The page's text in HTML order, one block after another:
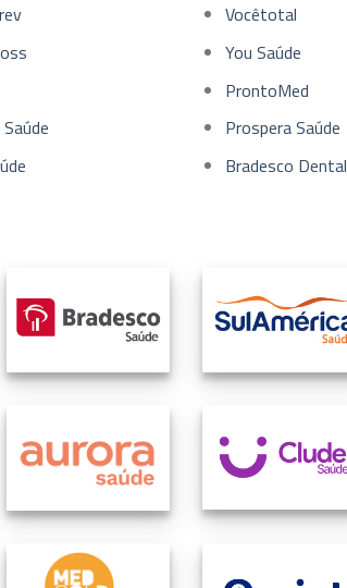
Vocêtotal
You Saúde
ProntoMed
Prospera Saúde
Bradesco Dental